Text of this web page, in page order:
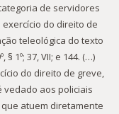
de servidores
do direito de
teleológica do texto
1º; 37, VII; e 144. (…)
do direito de greve,
aos policiais
atuem diretamente